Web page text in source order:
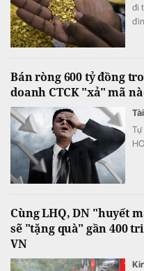
đi
Bán ròng 600 tỷ đồng
doanh CTCK "xả" mã
Tự
Cùng LHQ, DN "huyết
sẽ "tặng quà" gần 400
VN